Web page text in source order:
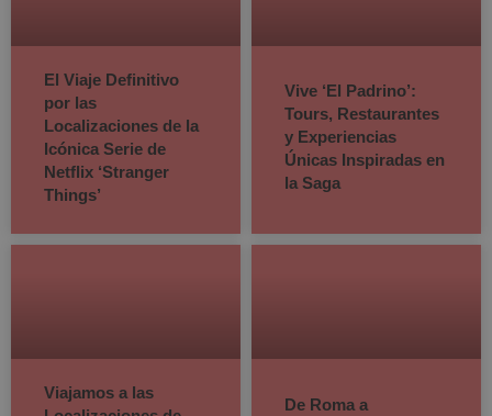
El Viaje Definitivo
por las
Localizaciones de la
Icónica Serie de
Netflix ‘Stranger
Things’
Vive ‘El Padrino’:
Tours, Restaurantes
y Experiencias
Únicas Inspiradas en
la Saga
Viajamos a las
De Roma a